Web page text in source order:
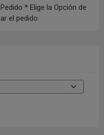
* Elige la Opción de
el pedido.